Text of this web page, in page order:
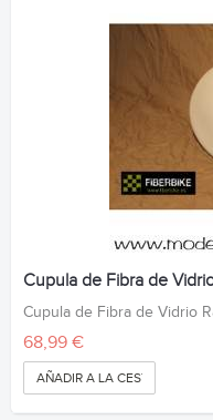
Cupula de Fibra de
Cupula de Fibra de Vidrio
68,99 €
AÑADIR A LA CESTA